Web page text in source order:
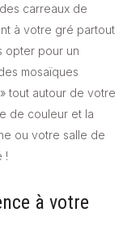
carreaux de
à votre gré partout
opter pour un
mosaïques
tout autour de votre
de couleur et la
ou votre salle de
!
à votre